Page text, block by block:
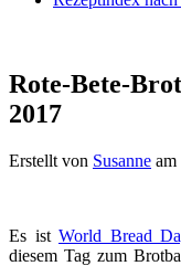
Rote-Bete-
2017
Erstellt von Susanne am
Es ist World Bread
diesem Tag zum